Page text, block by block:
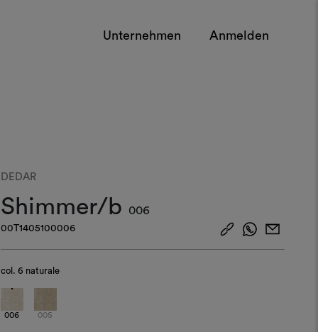
Unternehmen Anmelden
DEDAR
Shimmer/b 006
00T1405100006
col. 6 naturale
006 005